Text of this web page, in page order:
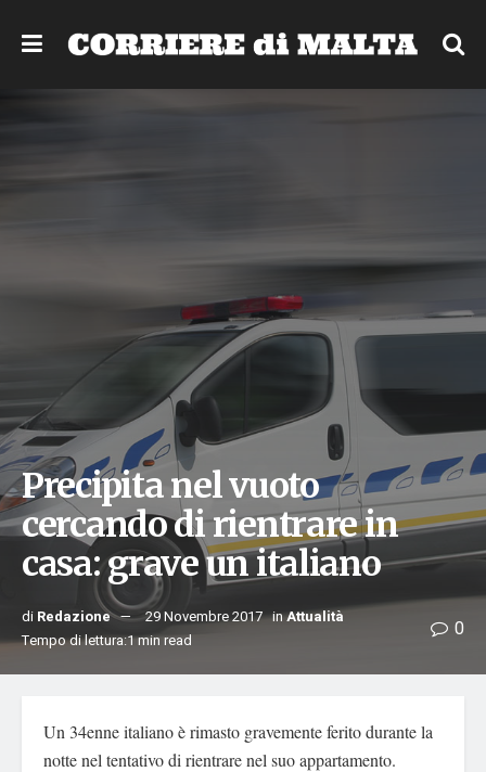
Precipita nel vuoto
cercando di rientrare in
casa: grave un italiano
di Redazione 29 Novembre 2017 inAttualità
Tempo di lettura:1 min read
0
Un 34enne italiano è rimasto gravemente ferito durante la
notte nel tentativo di rientrare nel suo appartamento.